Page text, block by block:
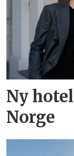
Ny
Norge